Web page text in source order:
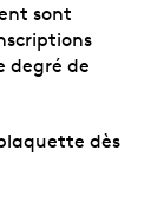
sont
degré de
dès